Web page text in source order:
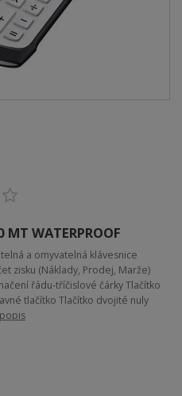
WATERPROOF
a omyvatelná klávesnice
zisku (Náklady, Prodej, Marže)
řádu-tříčislové čárky Tlačítko
tlačítko Tlačítko dvojité nuly